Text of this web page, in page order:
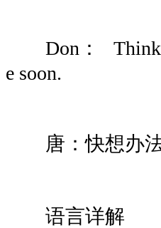
Don： Think of
e soon.
唐：快想办法
语言详解